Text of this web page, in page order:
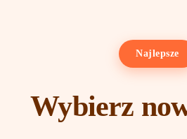
Najlepsze
Wybierz